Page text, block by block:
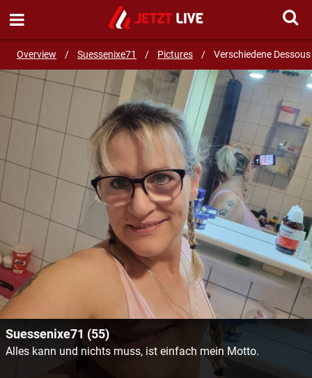
Overview / Suessenixe71 / Pictures / Verschiedene Dessous
SEND MESSAGE
Suessenixe71 (55)
Alles kann und nichts muss, ist einfach mein Motto.